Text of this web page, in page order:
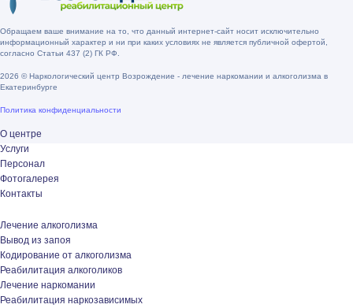
Обращаем ваше внимание на то, что данный интернет-сайт носит исключительно
информационный характер и ни при каких условиях не является публичной офертой,
согласно Статьи 437 (2) ГК РФ.
2026 © Наркологический центр Возрождение - лечение наркомании и алкоголизма в
Екатеринбурге
Политика конфиденциальности
О центре
Услуги
Персонал
Фотогалерея
Контакты
Лечение алкоголизма
Вывод из запоя
Кодирование от алкоголизма
Реабилитация алкоголиков
Лечение наркомании
Реабилитация наркозависимых